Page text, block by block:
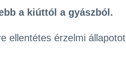
a kiúttól a gyászból.
ellentétes érzelmi